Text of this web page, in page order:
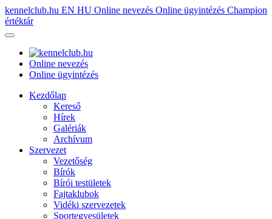
kennelclub.hu EN HU Online nevezés Online ügyintézés Champion
értéktár
Online nevezés
Online ügyintézés
Kezdőlap
Kereső
Hírek
Galériák
Archívum
Szervezet
Vezetőség
Bírók
Bírói testületek
Fajtaklubok
Vidéki szervezetek
Sportegyesületek